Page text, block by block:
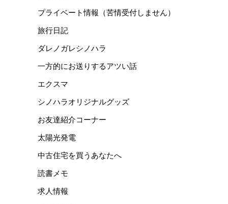
プライベート情報（苦情受付しません）
旅行日記
ダレノガレシノハラ
一方的にお送りするアツい話
エクスマ
シノハラオリジナルグッズ
お友達紹介コーナー
太陽光発電
中古住宅を買うあなたへ
読書メモ
求人情報